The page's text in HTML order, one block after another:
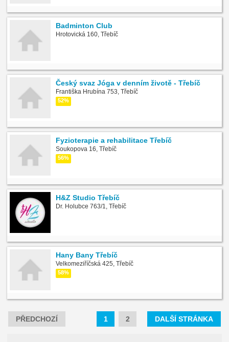
Badminton Club
Hrotovická 160, Třebíč
Český svaz Jóga v denním životě - Třebíč
Františka Hrubína 753, Třebíč
52%
Fyzioterapie a rehabilitace Třebíč
Soukopova 16, Třebíč
56%
H&Z Studio Třebíč
Dr. Holubce 763/1, Třebíč
Hany Bany Třebíč
Velkomeziříčská 425, Třebíč
58%
PŘEDCHOZÍ 1 2 DALŠÍ STRÁNKA